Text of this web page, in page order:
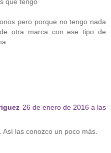
pero porque no tengo nada
otra marca con ese tipo de
26 de enero de 2016 a las
las conozco un poco más.